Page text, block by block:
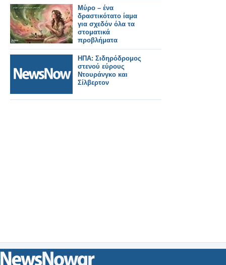
Μύρο – ένα
δραστικότατο ίαμα
για σχεδόν όλα τα
στοματικά
προβλήματα
ΗΠΑ: Σιδηρόδρομος
στενού εύρους
Ντουράνγκο και
Σίλβερτον